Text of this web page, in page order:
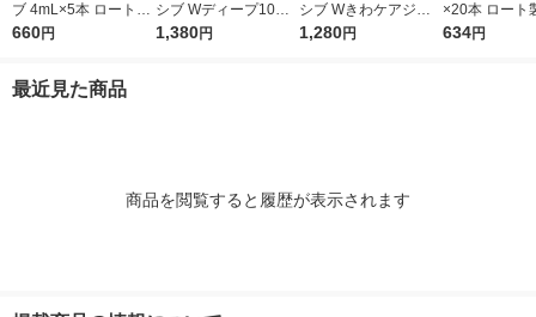
ブ 4mL×5本 ロート製
薬 目薬 乾き目 疲れ目
660円
シブ Wディープ10ク
リーム ロート製薬★
1,380円
シブ Wきわケアジェ
ル 15g ロート製薬 ★
1,280円
×20本 ロート
薬 ものもらい
634円
最近見た商品
商品を閲覧すると履歴が表示されます